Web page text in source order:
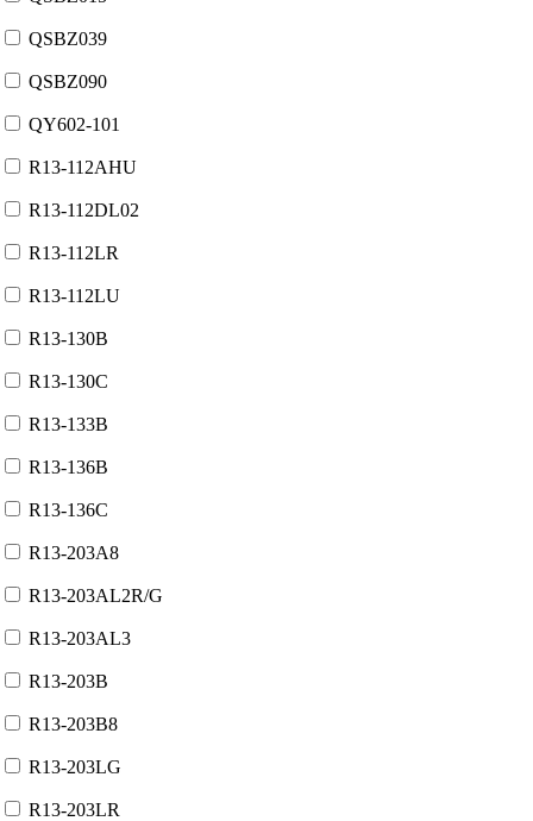
QSBZ039
QSBZ090
QY602-101
R13-112AHU
R13-112DL02
R13-112LR
R13-112LU
R13-130B
R13-130C
R13-133B
R13-136B
R13-136C
R13-203A8
R13-203AL2R/G
R13-203AL3
R13-203B
R13-203B8
R13-203LG
R13-203LR